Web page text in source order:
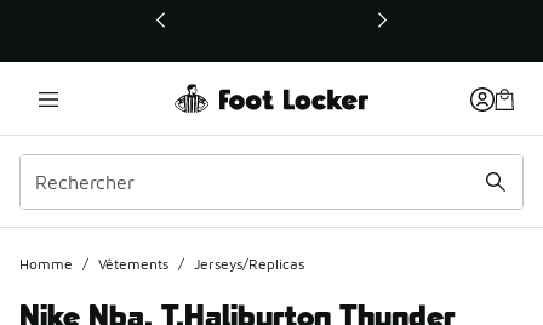
Ce lien ouvrira une nouvelle fenêtre
Homme / Vêtements / Jerseys/Replicas
Nike Nba. T.Haliburton Thunder